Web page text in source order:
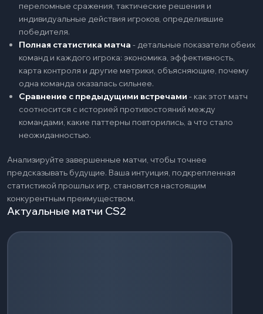
переломные сражения, тактические решения и
индивидуальные действия игроков, определившие
победителя.
Полная статистика матча - детальные показатели обеих
команд и каждого игрока: экономика, эффективность,
карта контроля и другие метрики, объясняющие, почему
одна команда оказалась сильнее.
Сравнение с предыдущими встречами - как этот матч
соотносится с историей противостояний между
командами, какие паттерны повторились, а что стало
неожиданностью.
Анализируйте завершенные матчи, чтобы точнее
предсказывать будущие. Ваша интуиция, подкрепленная
статистикой прошлых игр, становится настоящим
конкурентным преимуществом.
Актуальные матчи CS2
Загрузка событий...